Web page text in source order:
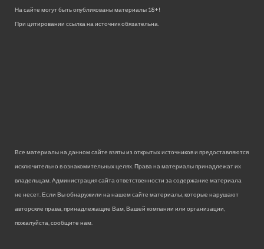
На сайте могут быть опубликованы материалы 18+!
При цитировании ссылка на источник обязательна.
Все материалы на данном сайте взяты из открытых источников и предоставляются
исключительно в ознакомительных целях. Права на материалы принадлежат их
владельцам. Администрация сайта ответственности за содержание материала
не несет. Если Вы обнаружили на нашем сайте материалы, которые нарушают
авторские права, принадлежащие Вам, Вашей компании или организации,
пожалуйста, сообщите нам.